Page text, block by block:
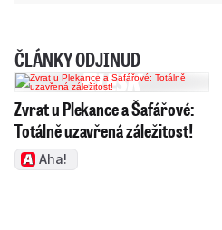
ČLÁNKY ODJINUD
Zvrat u Plekance a Šafářové:
Totálně uzavřená záležitost!
Aha!